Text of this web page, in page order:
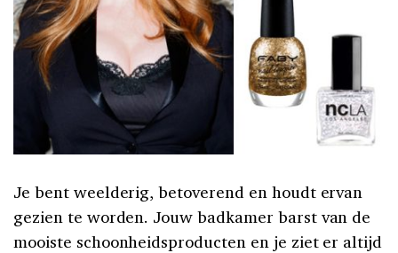
Je bent weelderig, betoverend en houdt ervan
gezien te worden. Jouw badkamer barst van de
mooiste schoonheidsproducten en je ziet er altijd